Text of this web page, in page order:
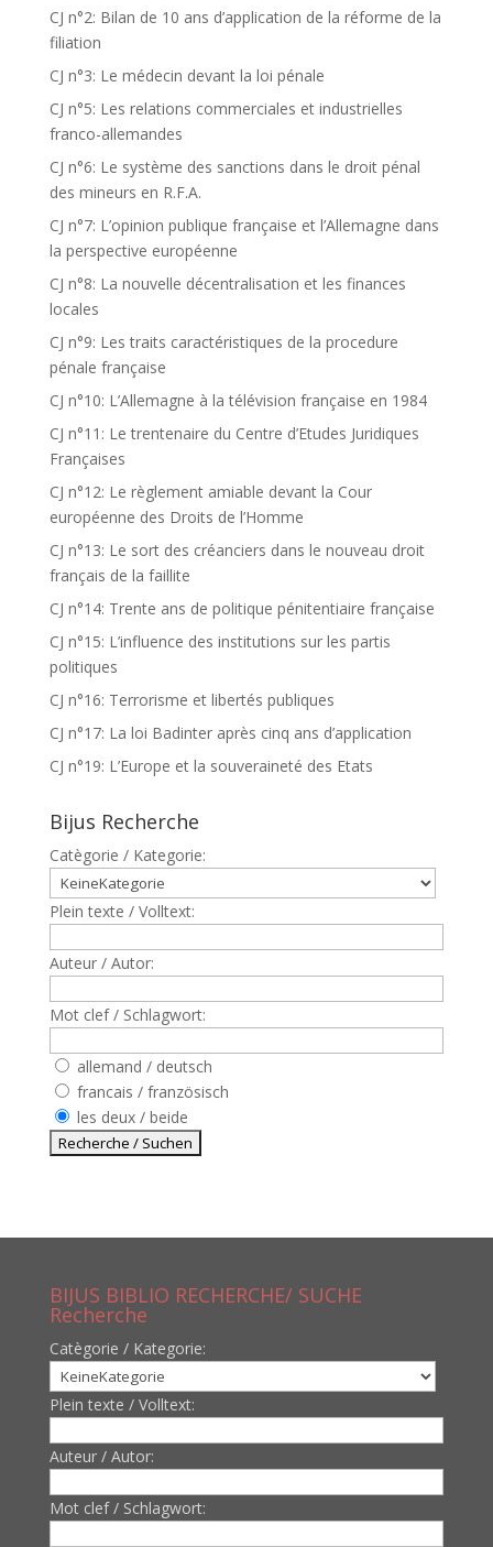
CJ n°2: Bilan de 10 ans d’application de la réforme de la
filiation
CJ n°3: Le médecin devant la loi pénale
CJ n°5: Les relations commerciales et industrielles
franco-allemandes
CJ n°6: Le système des sanctions dans le droit pénal
des mineurs en R.F.A.
CJ n°7: L’opinion publique française et l’Allemagne dans
la perspective européenne
CJ n°8: La nouvelle décentralisation et les finances
locales
CJ n°9: Les traits caractéristiques de la procedure
pénale française
CJ n°10: L’Allemagne à la télévision française en 1984
CJ n°11: Le trentenaire du Centre d’Etudes Juridiques
Françaises
CJ n°12: Le règlement amiable devant la Cour
européenne des Droits de l’Homme
CJ n°13: Le sort des créanciers dans le nouveau droit
français de la faillite
CJ n°14: Trente ans de politique pénitentiaire française
CJ n°15: L’influence des institutions sur les partis
politiques
CJ n°16: Terrorisme et libertés publiques
CJ n°17: La loi Badinter après cinq ans d’application
CJ n°19: L’Europe et la souveraineté des Etats
Bijus Recherche
Catègorie / Kategorie:
Plein texte / Volltext:
Auteur / Autor:
Mot clef / Schlagwort:
allemand / deutsch
francais / französisch
les deux / beide
BIJUS BIBLIO RECHERCHE/ SUCHE
Recherche
Catègorie / Kategorie:
Plein texte / Volltext:
Auteur / Autor:
Mot clef / Schlagwort: